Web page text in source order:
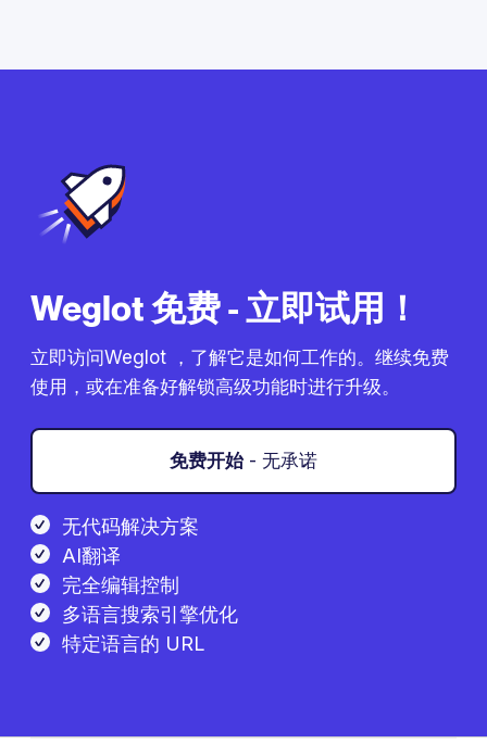
Weglot 免费 - 立即试用！
立即访问Weglot ，了解它是如何工作的。继续免费
使用，或在准备好解锁高级功能时进行升级。
免费开始- 无承诺
无代码解决方案
AI翻译
完全编辑控制
多语言搜索引擎优化
特定语言的 URL